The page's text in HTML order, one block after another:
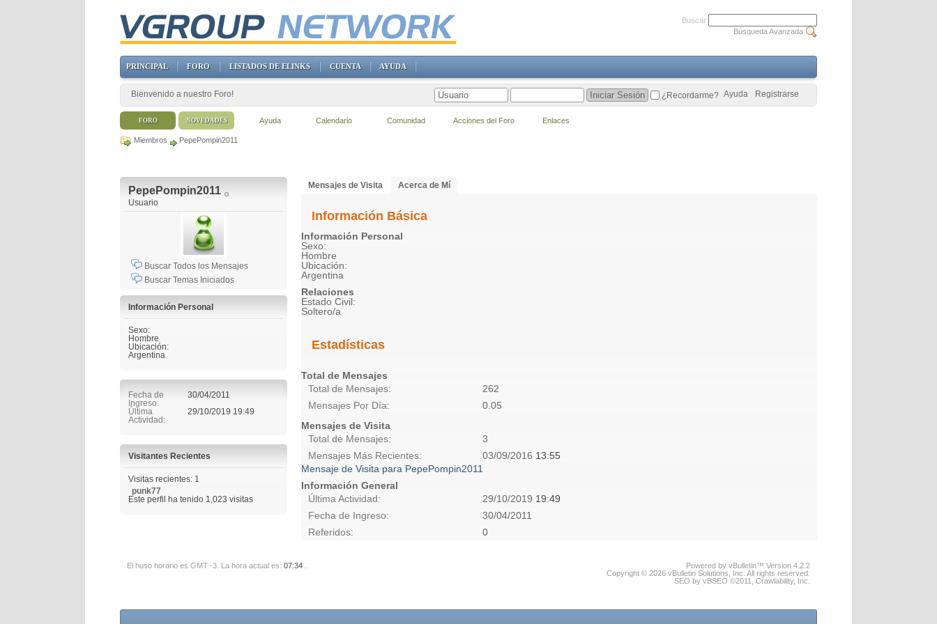
Miembros PepePompin2011
PepePompin2011
Usuario
Buscar Todos los Mensajes
Buscar Temas Iniciados
Información Personal
Sexo:
Hombre
Ubicación:
Argentina
Fecha de
Ingreso
30/04/2011
Última
Actividad
29/10/2019 19:49
Visitantes Recientes
Visitas recientes: 1
punk77
Este perfil ha tenido 1,023 visitas
Mensajes de Visita Acerca de Mí
Información Básica
Información Personal
Sexo:
Hombre
Ubicación:
Argentina
Relaciones
Estado Civil:
Soltero/a
Estadísticas
Total de Mensajes
Total de Mensajes
262
Mensajes Por Día
0.05
Mensajes de Visita
Total de Mensajes
3
Mensajes Más Recientes
03/09/2016 13:55
Mensaje de Visita para PepePompin2011
Información General
Última Actividad
29/10/2019 19:49
Fecha de Ingreso
30/04/2011
Referidos
0
El huso horario es GMT -3. La hora actual es: 07:34
Powered by vBulletin™ Version 4.2.2
Copyright © 2026 vBulletin Solutions, Inc. All rights reserved.
SEO by vBSEO ©2011, Crawlability, Inc.
Buscar
Búsqueda Avanzada
PRINCIPAL FORO LISTADOS DE ELINKS CUENTA AYUDA
Bienvenido a nuestro Foro! Registrarse
Ayuda
¿Recordarme?
FORO Ayuda Calendario Comunidad Acciones del Foro Enlaces
NOVEDADES